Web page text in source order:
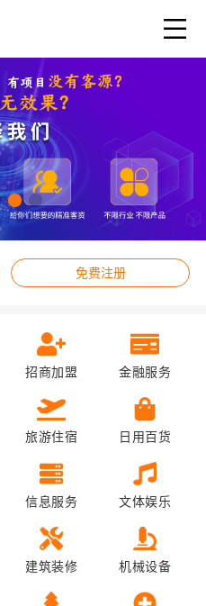
免费注册
招商加盟 金融服务
旅游住宿 日用百货
信息服务 文体娱乐
建筑装修 机械设备